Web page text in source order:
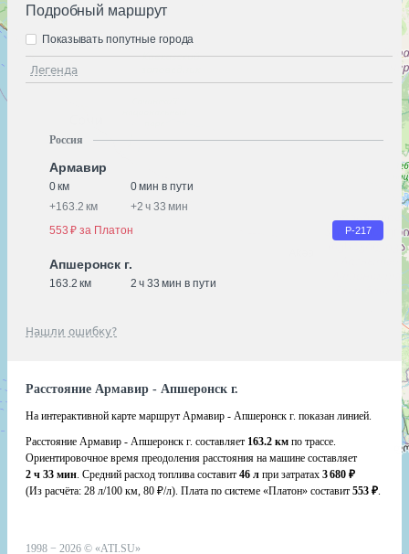
Подробный маршрут
Легенда
Показывать попутные города
Россия
Армавир
0 км
0 мин в пути
+163.2 км +2 ч 33 мин
553 ₽ за Платон
Р-217
Апшеронск г.
163.2 км 2 ч 33 мин в пути
Нашли ошибку?
Расстояние Армавир - Апшеронск г.
На интерактивной карте маршрут Армавир - Апшеронск г. показан линией.
Расстояние Армавир - Апшеронск г. составляет 163.2 км по трассе.
Ориентировочное время преодоления расстояния на машине составляет
2 ч 33 мин. Средний расход топлива составит 46 л при затратах 3 680 ₽
(Из расчёта: 28 л/100 км, 80 ₽/л). Плата по системе «Платон» составит 553 ₽.
1998 − 2026 © «ATI.SU»